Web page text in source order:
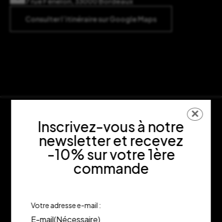
Consulter l’itinéraire sur Google Maps
Inscrivez-vous à notre
newsletter et recevez
-10% sur votre 1ère
commande
Votre adresse e-mail :
E-mail(Nécessaire)
✕